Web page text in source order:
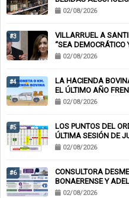
02/08/2026
#3
VILLARRUEL A
“SEA DEMOCRÁTICO
02/08/2026
#4
LA HACIENDA
EL ÚLTIMO AÑO
02/08/2026
#5
LOS PUNTOS DEL
ÚLTIMA SESIÓN DE
02/08/2026
#6
CONSULTORA
BONAERENSE Y
KICILLOF-MILEI
02/08/2026